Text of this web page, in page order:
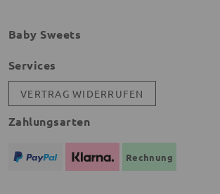
Baby Sweets
Services
VERTRAG WIDERRUFEN
Zahlungsarten
Rechnung